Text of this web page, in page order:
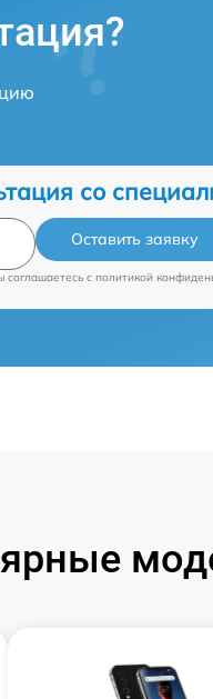
со
Оставить заявку
соглашаетесь c политикой